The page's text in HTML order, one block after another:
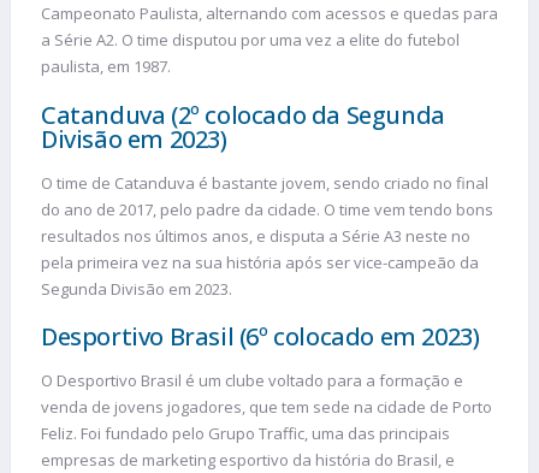
Campeonato Paulista, alternando com acessos e quedas para
a Série A2. O time disputou por uma vez a elite do futebol
paulista, em 1987.
Catanduva (2º colocado da Segunda
Divisão em 2023)
O time de Catanduva é bastante jovem, sendo criado no final
do ano de 2017, pelo padre da cidade. O time vem tendo bons
resultados nos últimos anos, e disputa a Série A3 neste no
pela primeira vez na sua história após ser vice-campeão da
Segunda Divisão em 2023.
Desportivo Brasil (6º colocado em 2023)
O Desportivo Brasil é um clube voltado para a formação e
venda de jovens jogadores, que tem sede na cidade de Porto
Feliz. Foi fundado pelo Grupo Traffic, uma das principais
empresas de marketing esportivo da história do Brasil, e